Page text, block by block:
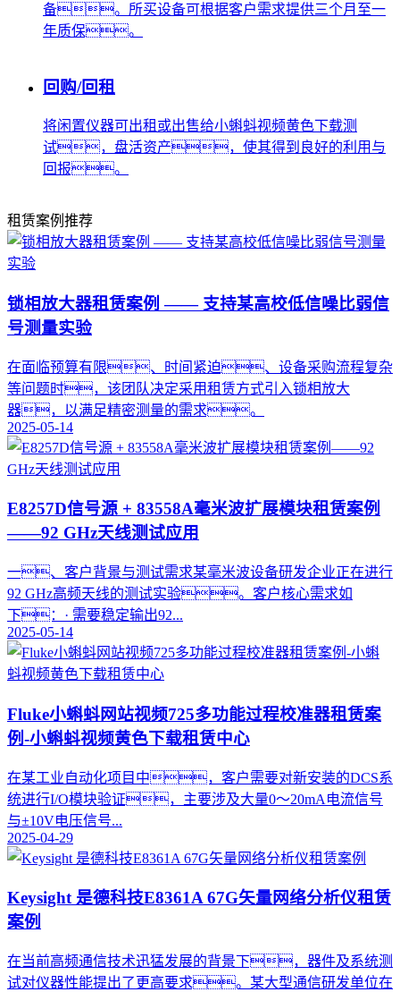
备。所买设备可根据客户需求提供三个月至一
年质保。
回购/回租
将闲置仪器可出租或出售给小蝌蚪视频黄色下载测
试，盘活资产，使其得到良好的利用与
回报。
租赁案例推荐
锁相放大器租赁案例 —— 支持某高校低信噪比弱信
号测量实验
在面临预算有限、时间紧迫、设备采购流程复杂
等问题时，该团队决定采用租赁方式引入锁相放大
器，以满足精密测量的需求。
2025-05-14
E8257D信号源 + 83558A毫米波扩展模块租赁案例
——92 GHz天线测试应用
一、客户背景与测试需求某毫米波设备研发企业正在进行
92 GHz高频天线的测试实验。客户核心需求如
下：· 需要稳定输出92...
2025-05-14
Fluke小蝌蚪网站视频725多功能过程校准器租赁案
例-小蝌蚪视频黄色下载租赁中心
在某工业自动化项目中，客户需要对新安装的DCS系
统进行I/O模块验证，主要涉及大量0～20mA电流信号
与±10V电压信号...
2025-04-29
Keysight 是德科技E8361A 67G矢量网络分析仪租赁
案例
在当前高频通信技术迅猛发展的背景下，器件及系统测
试对仪器性能提出了更高要求。某大型通信研发单位在